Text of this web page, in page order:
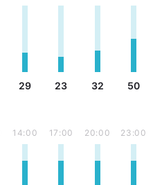
29 23 32 50
14:00 17:00 20:00 23:00